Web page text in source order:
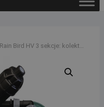
sekcje: kolektor z filtrem i kompresorem, sterownik RC2 i studzienka PE 25